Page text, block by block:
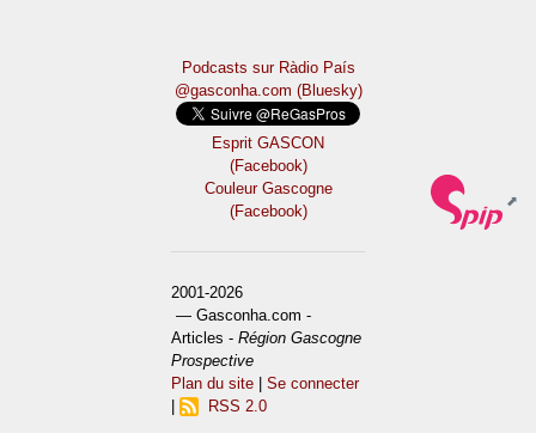
Podcasts sur Ràdio País
@gasconha.com (Bluesky)
Esprit GASCON
(Facebook)
Couleur Gascogne
(Facebook)
2001-2026
— Gasconha.com -
Articles -Région Gascogne
Prospective
Plan du site |Se connecter
RSS 2.0